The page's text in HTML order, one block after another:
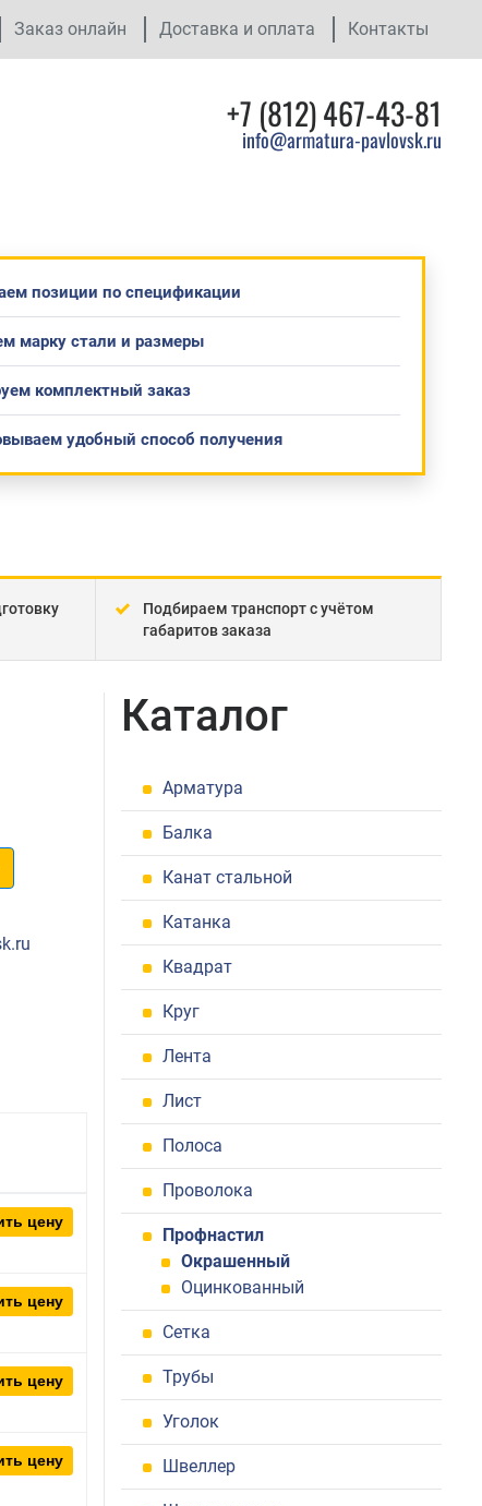
Заказ онлайн Доставка и оплата Контакты
+7 (812) 467-43-81
info@armatura-pavlovsk.ru
позиции по спецификации
марку стали и размеры
комплектный заказ
удобный способ получения
Подбираем транспорт с учётом
габаритов заказа
цену
цену
цену
цену
Каталог
Арматура
Балка
Канат стальной
Катанка
Квадрат
Круг
Лента
Лист
Полоса
Проволока
Профнастил
Окрашенный
Оцинкованный
Сетка
Трубы
Уголок
Швеллер